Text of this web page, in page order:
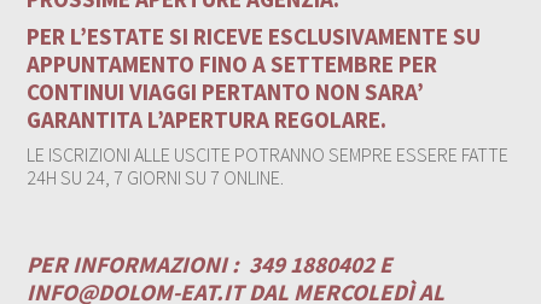
PER L’ESTATE SI RICEVE ESCLUSIVAMENTE SU
APPUNTAMENTO FINO A SETTEMBRE PER
CONTINUI VIAGGI PERTANTO NON SARA’
GARANTITA L’APERTURA REGOLARE.
LE ISCRIZIONI ALLE USCITE POTRANNO SEMPRE ESSERE FATTE
24H SU 24, 7 GIORNI SU 7 ONLINE.
PER INFORMAZIONI : 349 1880402 E
INFO@DOLOM-EAT.ITDAL MERCOLEDÌ AL